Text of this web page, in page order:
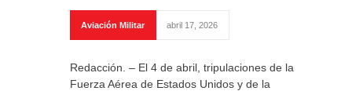
Aviación Militar abril 17, 2026
Redacción. – El 4 de abril, tripulaciones de la
Fuerza Aérea de Estados Unidos y de la